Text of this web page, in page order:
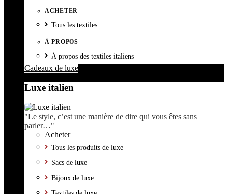
ACHETER
Tous les textiles
À PROPOS
À propos des textiles italiens
Cadeaux de luxe
Luxe italien
"Le style, c’est une manière de dire qui vous êtes sans
parler…"
Acheter
Tous les produits de luxe
Sacs de luxe
Bijoux de luxe